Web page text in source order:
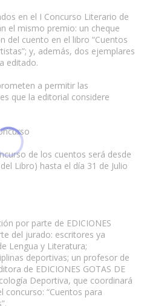
en el I Concurso Literario de
el mismo premio: un cheque
del cuento en el libro “Cuentos
y, además, dos ejemplares
editado.
a permitir las
que la editorial considere
de los cuentos será desde
Libro) hasta el día 31 de Julio
por parte de EDICIONES
del jurado: escritores ya
Lengua y Literatura;
deportivas; un profesor de
de EDICIONES GOTAS DE
Deportiva, que coordinará
“Cuentos para